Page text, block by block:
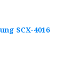
SCX-4016